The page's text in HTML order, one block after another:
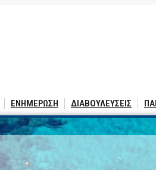
ΕΝΗΜΕΡΩΣΗ ΔΙΑΒΟΥΛΕΥΣΕΙΣ